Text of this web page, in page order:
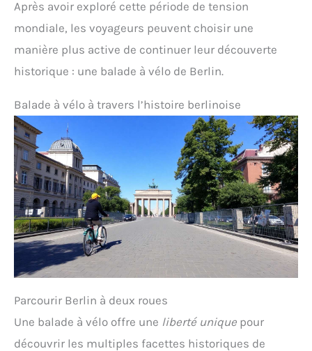
Après avoir exploré cette période de tension
mondiale, les voyageurs peuvent choisir une
manière plus active de continuer leur découverte
historique : une balade à vélo de Berlin.
Balade à vélo à travers l’histoire berlinoise
Parcourir Berlin à deux roues
Une balade à vélo offre une liberté unique pour
découvrir les multiples facettes historiques de